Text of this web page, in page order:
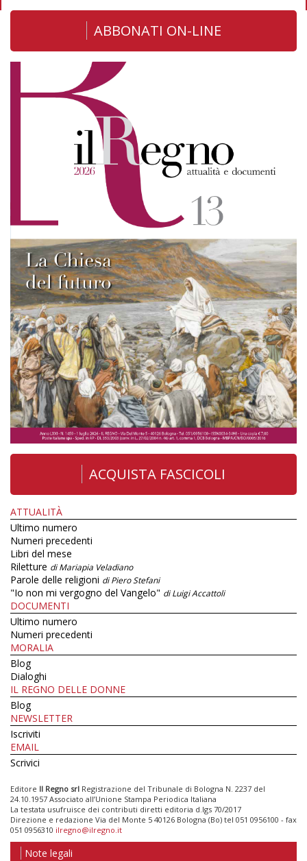
ABBONATI ON-LINE
ACQUISTA FASCICOLI
ATTUALITÀ
Ultimo numero
Numeri precedenti
Libri del mese
Riletture di Mariapia Veladiano
Parole delle religioni di Piero Stefani
"Io non mi vergogno del Vangelo" di Luigi Accattoli
DOCUMENTI
Ultimo numero
Numeri precedenti
MORALIA
Blog
Dialoghi
IL REGNO DELLE DONNE
Blog
NEWSLETTER
Iscriviti
EMAIL
Scrivici
Editore Il Regno srl Registrazione del Tribunale di Bologna N. 2237 del
24.10.1957 Associato all’Unione Stampa Periodica Italiana
La testata usufruisce dei contributi diretti editoria d.lgs 70/2017
Direzione e redazione Via del Monte 5 40126 Bologna (Bo) tel 051 0956100 - fax
051 0956310 ilregno@ilregno.it
Note legali